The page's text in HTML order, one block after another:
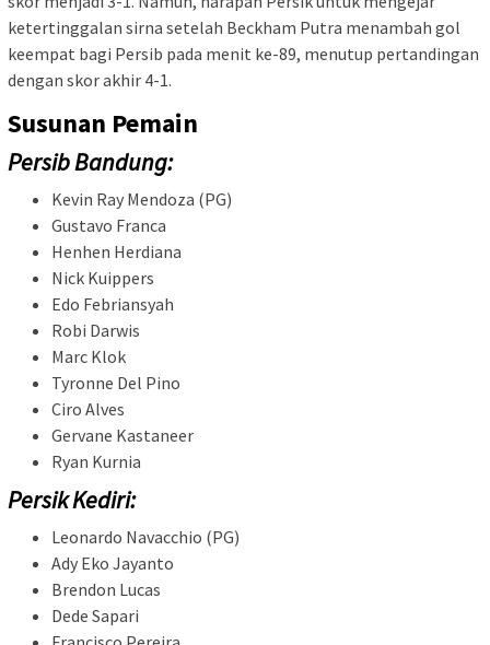
ketertinggalan sirna setelah Beckham Putra menambah gol
keempat bagi Persib pada menit ke-89, menutup pertandingan
dengan skor akhir 4-1.
Susunan Pemain
Persib Bandung:
Kevin Ray Mendoza (PG)
Gustavo Franca
Henhen Herdiana
Nick Kuippers
Edo Febriansyah
Robi Darwis
Marc Klok
Tyronne Del Pino
Ciro Alves
Gervane Kastaneer
Ryan Kurnia
Persik Kediri:
Leonardo Navacchio (PG)
Ady Eko Jayanto
Brendon Lucas
Dede Sapari